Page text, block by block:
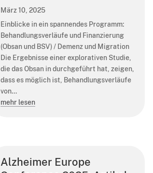
März 10, 2025
Einblicke in ein spannendes Programm:
Behandlungsverläufe und Finanzierung
(Obsan und BSV) / Demenz und Migration
Die Ergebnisse einer explorativen Studie,
die das Obsan in durchgeführt hat, zeigen,
dass es möglich ist, Behandlungsverläufe
von...
mehr lesen
Alzheimer Europe